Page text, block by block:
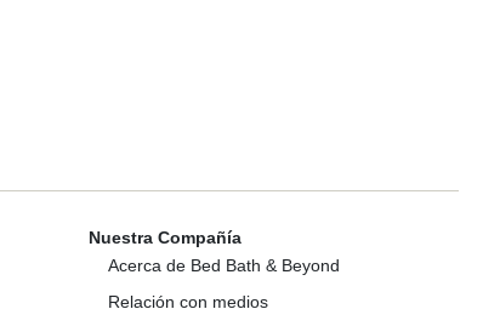
Nuestra Compañía
Acerca de Bed Bath & Beyond
Relación con medios